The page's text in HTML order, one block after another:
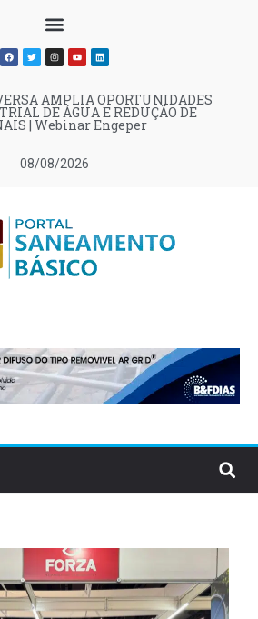
08/08/2026
AMPLIA OPORTUNIDADES
DE ÁGUA E REDUÇÃO DE
| Webinar Engeper